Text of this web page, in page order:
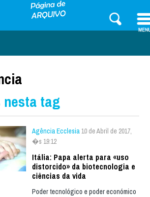
tag
Agência Ecclesia 10 de Abril de 2017,
�s 19:12
Itália: Papa alerta para «uso
distorcido» da biotecnologia e
ciências da vida
Poder tecnológico e poder económico